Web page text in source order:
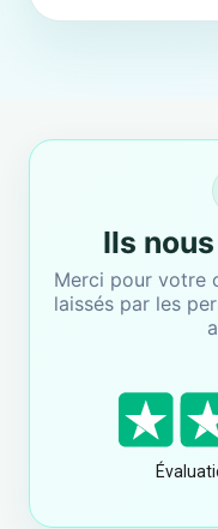
Ils
Merci pour votre
laissés par les